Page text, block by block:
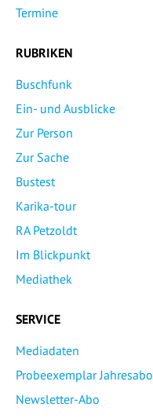
Termine
RUBRIKEN
Buschfunk
Ein- und Ausblicke
Zur Person
Zur Sache
Bustest
Karika-tour
RA Petzoldt
Im Blickpunkt
Mediathek
SERVICE
Mediadaten
Probeexemplar Jahresabo
Newsletter-Abo